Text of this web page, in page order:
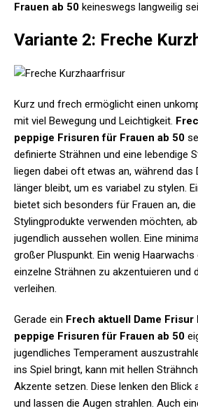
Frauen ab 50 keineswegs langweilig
Variante 2: Freche
Kurz und frech ermöglicht einen
mit viel Bewegung und Leichtigkeit.
peppige Frisuren für Frauen ab 50
definierte Strähnen und eine lebendige
liegen dabei oft etwas an, während das
länger bleibt, um es variabel zu stylen.
bietet sich besonders für Frauen an, die
Stylingprodukte verwenden möchten,
jugendlich aussehen wollen. Eine
großer Pluspunkt. Ein wenig Haarwachs
einzelne Strähnen zu akzentuieren und
verleihen.
Gerade ein Frech aktuell Dame
peppige Frisuren für Frauen ab 50
jugendliches Temperament
ins Spiel bringt, kann mit hellen
Akzente setzen. Diese lenken den Blick
und lassen die Augen strahlen. Auch